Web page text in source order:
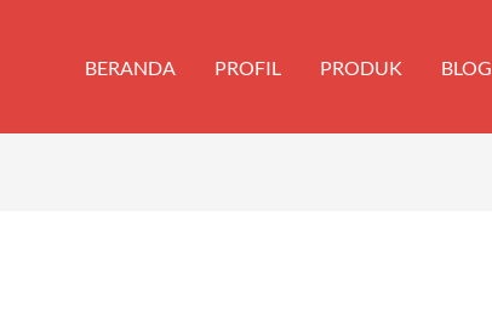
BERANDA PROFIL PRODUK BLOG